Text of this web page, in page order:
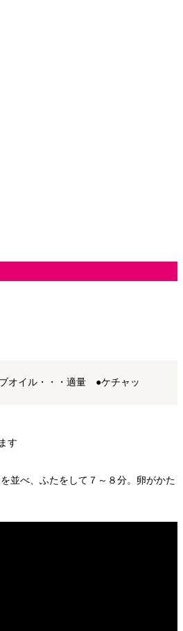
オイル・・・適量 ●ケチャッ
す
並べ、ふたをして７～８分。卵がかた